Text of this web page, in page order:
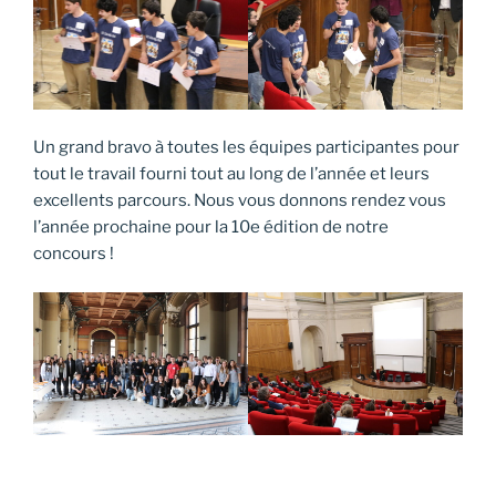
Un grand bravo à toutes les équipes participantes pour
tout le travail fourni tout au long de l’année et leurs
excellents parcours. Nous vous donnons rendez vous
l’année prochaine pour la 10e édition de notre
concours !